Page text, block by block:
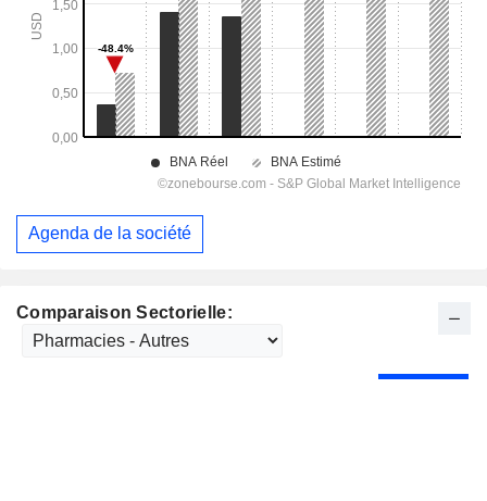
Comparaison Sectorielle:
Agenda de la société